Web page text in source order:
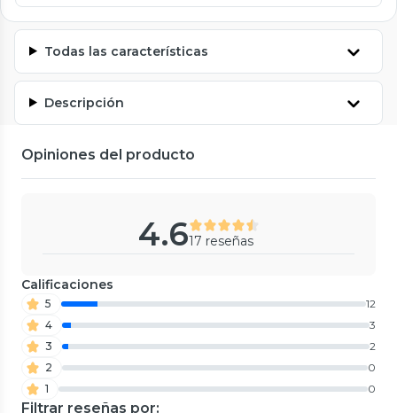
Todas las características
Descripción
Opiniones del producto
4.617 reseñas
Calificaciones
5
12
4
3
3
2
2
0
1
0
Filtrar reseñas por: